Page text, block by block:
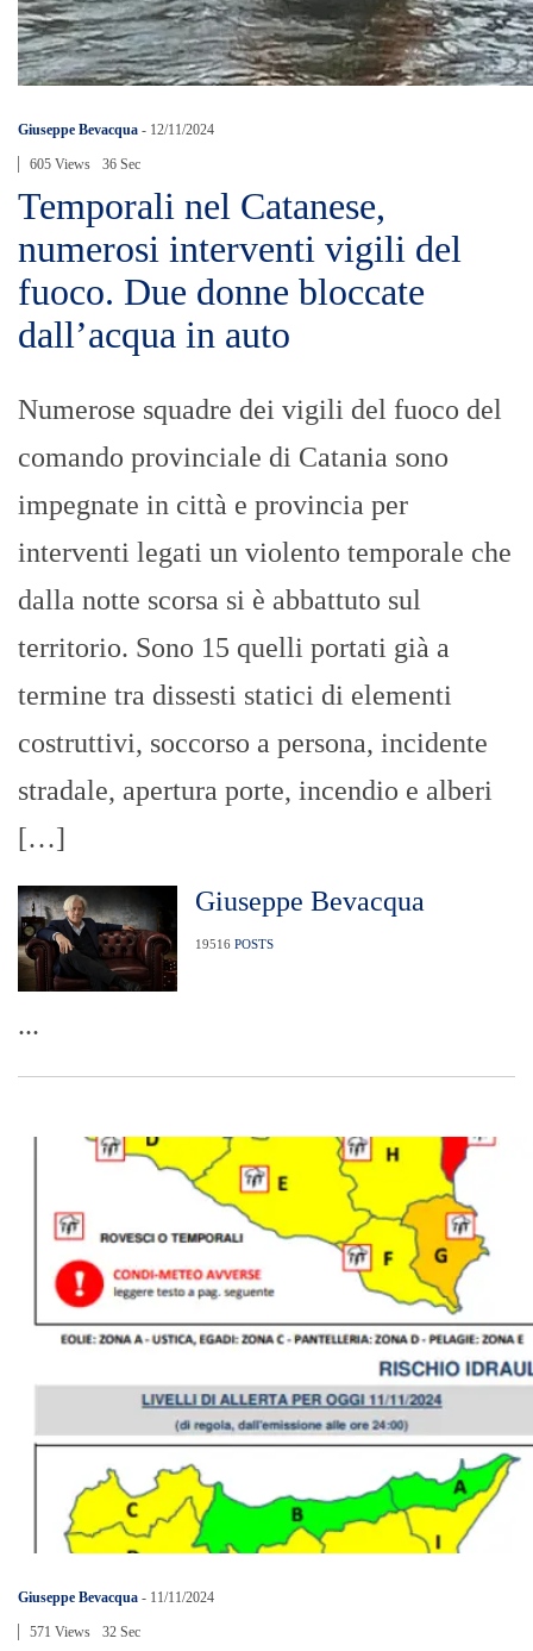
Giuseppe Bevacqua - 12/11/2024
605 Views 36 Sec
Temporali nel Catanese,
numerosi interventi vigili del
fuoco. Due donne bloccate
dall’acqua in auto
Numerose squadre dei vigili del fuoco del
comando provinciale di Catania sono
impegnate in città e provincia per
interventi legati un violento temporale che
dalla notte scorsa si è abbattuto sul
territorio. Sono 15 quelli portati già a
termine tra dissesti statici di elementi
costruttivi, soccorso a persona, incidente
stradale, apertura porte, incendio e alberi
[…]
Giuseppe Bevacqua
19516 POSTS
...
Giuseppe Bevacqua - 11/11/2024
571 Views 32 Sec